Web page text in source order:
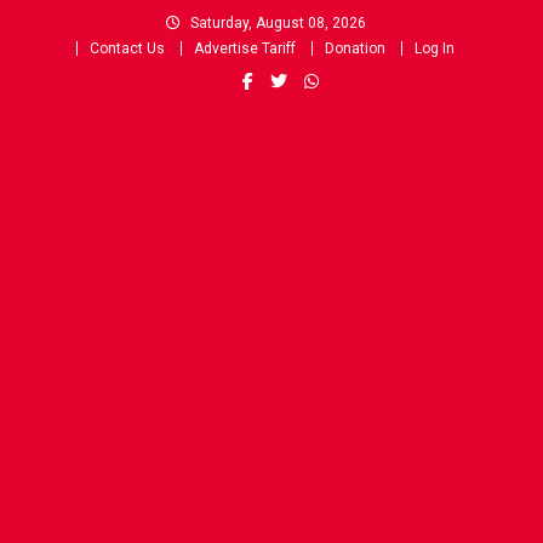
Saturday, August 08, 2026
Contact Us
Advertise Tariff Donation Log In